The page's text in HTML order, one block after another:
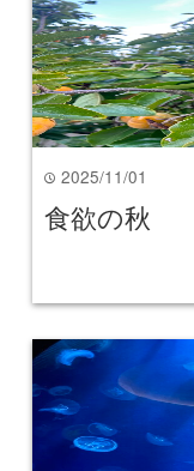
time 2025/11/01
食欲の秋